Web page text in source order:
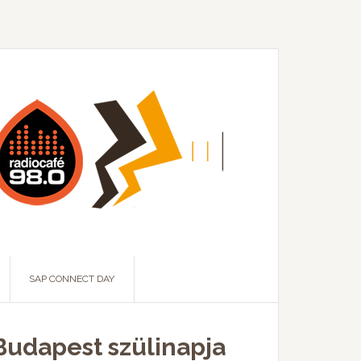
SAP CONNECT DAY
szülinapja